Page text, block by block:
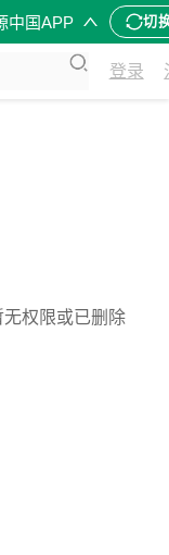
中国APP 切
登录
权限或已删除